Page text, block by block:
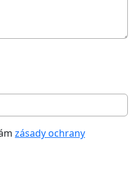
zásady ochrany